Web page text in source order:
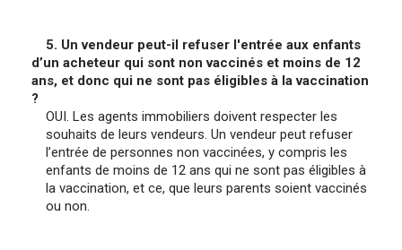
5. Un vendeur peut-il refuser l'entrée aux enfants
d’un acheteur qui sont non vaccinés et moins de 12
ans, et donc qui ne sont pas éligibles à la vaccination
?
OUI. Les agents immobiliers doivent respecter les
souhaits de leurs vendeurs. Un vendeur peut refuser
l’entrée de personnes non vaccinées, y compris les
enfants de moins de 12 ans qui ne sont pas éligibles à
la vaccination, et ce, que leurs parents soient vaccinés
ou non.